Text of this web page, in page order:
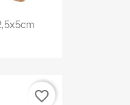
favorite_border